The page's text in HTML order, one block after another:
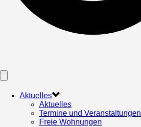
Aktuelles
Aktuelles
Termine und Veranstaltungen
Freie Wohnungen